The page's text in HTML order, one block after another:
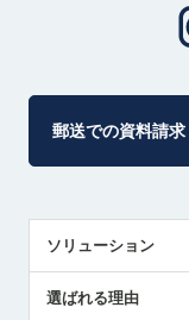
郵送での資料請求
ソリューション
解決策提案
選ばれる理由